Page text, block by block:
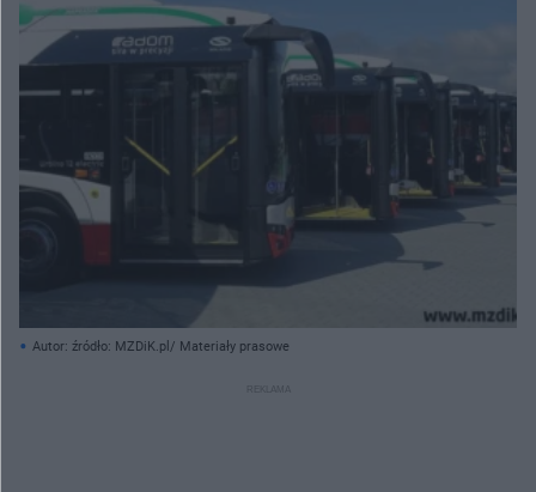
Autor: źródło: MZDiK.pl/ Materiały prasowe